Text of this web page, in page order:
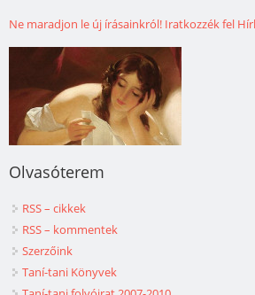
Ne maradjon le új írásainkról! Iratkozzék fel
Olvasóterem
RSS – cikkek
RSS – kommentek
Szerzőink
Taní-tani Könyvek